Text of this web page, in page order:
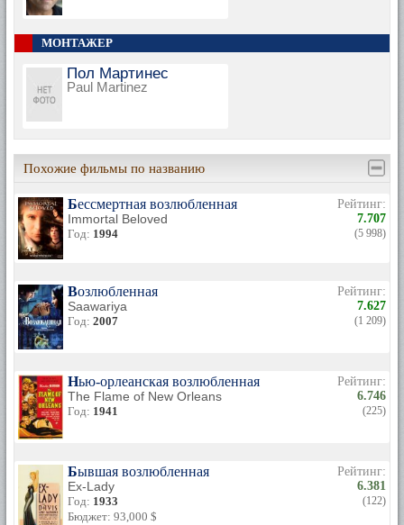
МОНТАЖЕР
Пол Мартинес
Paul Martinez
Похожие фильмы по названию
Бессмертная возлюбленная
Immortal Beloved
Год: 1994
Рейтинг:
7.707
(5 998)
Возлюбленная
Saawariya
Год: 2007
Рейтинг:
7.627
(1 209)
Нью-орлеанская возлюбленная
The Flame of New Orleans
Год: 1941
Рейтинг:
6.746
(225)
Бывшая возлюбленная
Ex-Lady
Год: 1933
Бюджет: 93,000 $
Рейтинг:
6.381
(122)